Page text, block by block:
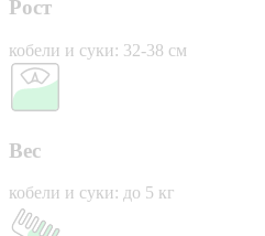
Рост
кобели и суки: 32-38 см
Вес
кобели и суки: до 5 кг